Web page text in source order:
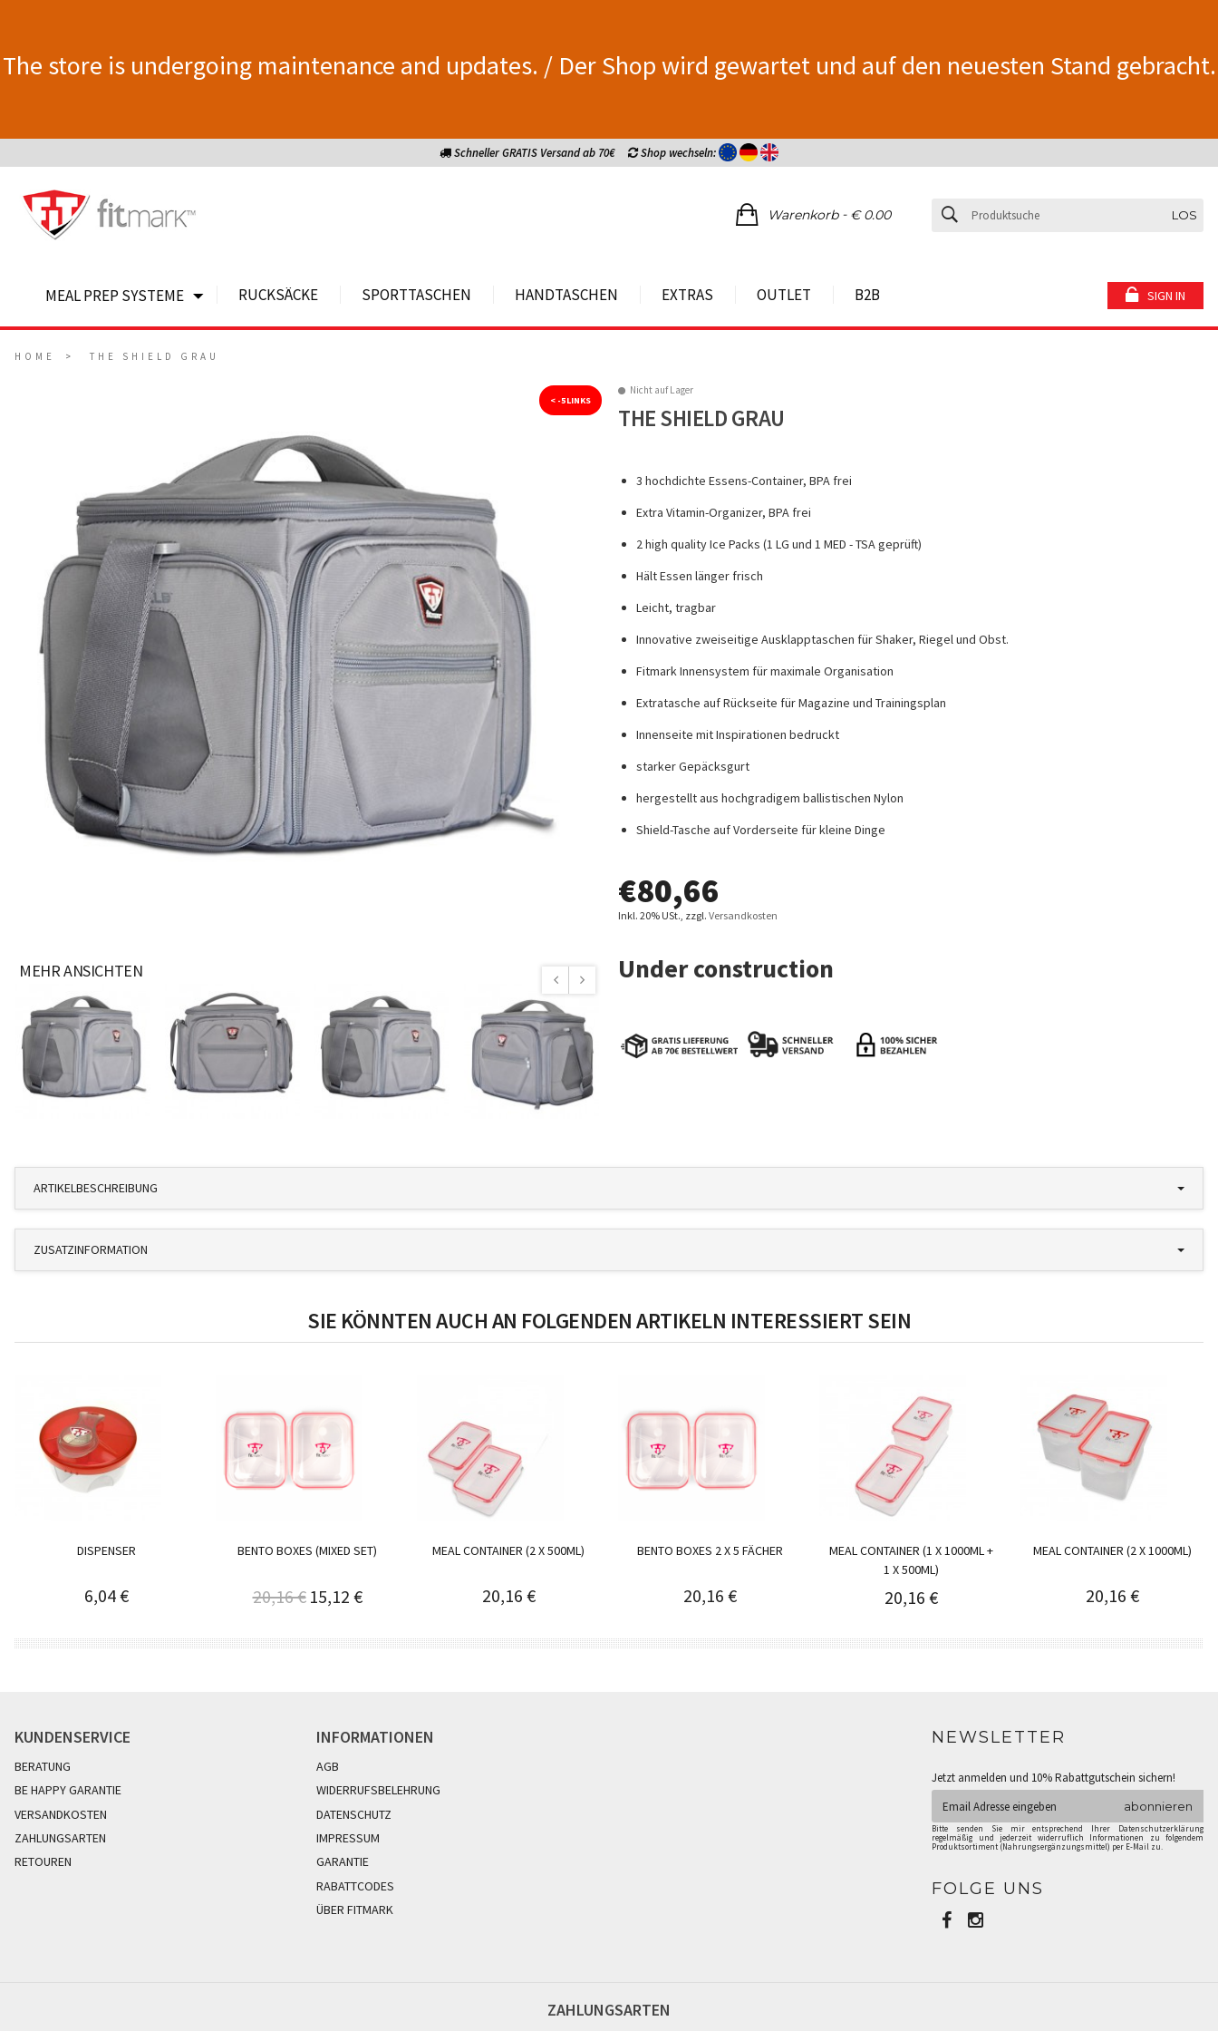
The store is undergoing maintenance and updates. / Der Shop wird gewartet und auf den neuesten Stand gebracht.
Schneller GRATIS Versand ab 70€ Shop wechseln:
LOS
Warenkorb- € 0.00
MEAL PREP SYSTEME RUCKSÄCKE SPORTTASCHEN HANDTASCHEN EXTRAS OUTLET B2B SIGN IN
HOME THE SHIELD GRAU
< -5LINKS
MEHR ANSICHTEN
Nicht auf Lager
THE SHIELD GRAU
3 hochdichte Essens-Container, BPA frei
Extra Vitamin-Organizer, BPA frei
2 high quality Ice Packs (1 LG und 1 MED - TSA geprüft)
Hält Essen länger frisch
Leicht, tragbar
Innovative zweiseitige Ausklapptaschen für Shaker, Riegel und Obst.
Fitmark Innensystem für maximale Organisation
Extratasche auf Rückseite für Magazine und Trainingsplan
Innenseite mit Inspirationen bedruckt
starker Gepäcksgurt
hergestellt aus hochgradigem ballistischen Nylon
Shield-Tasche auf Vorderseite für kleine Dinge
€80,66
Inkl. 20% USt. zzgl. Versandkosten
ARTIKELBESCHREIBUNG
ZUSATZINFORMATION
SIE KÖNNTEN AUCH AN FOLGENDEN ARTIKELN INTERESSIERT SEIN
DISPENSER
6,04 €
BENTO BOXES (MIXED SET)
20,16 € 15,12 €
MEAL CONTAINER (2 X 500ML)
20,16 €
BENTO BOXES 2 X 5 FÄCHER
20,16 €
MEAL CONTAINER (1 X 1000ML +
1 X 500ML)
20,16 €
MEAL CONTAINER (2 X 1000ML)
20,16 €
KUNDENSERVICE
BERATUNG
BE HAPPY GARANTIE
VERSANDKOSTEN
ZAHLUNGSARTEN
RETOUREN
INFORMATIONEN
AGB
WIDERRUFSBELEHRUNG
DATENSCHUTZ
IMPRESSUM
GARANTIE
RABATTCODES
ÜBER FITMARK
NEWSLETTER
Jetzt anmelden und 10% Rabattgutschein sichern!
abonnieren
Bitte senden Sie mir entsprechend Ihrer Datenschutzerklärung
regelmäßig und jederzeit widerruflich Informationen zu folgendem
Produktsortiment (Nahrungsergänzungsmittel) per E-Mail zu.
FOLGE UNS
ZAHLUNGSARTEN